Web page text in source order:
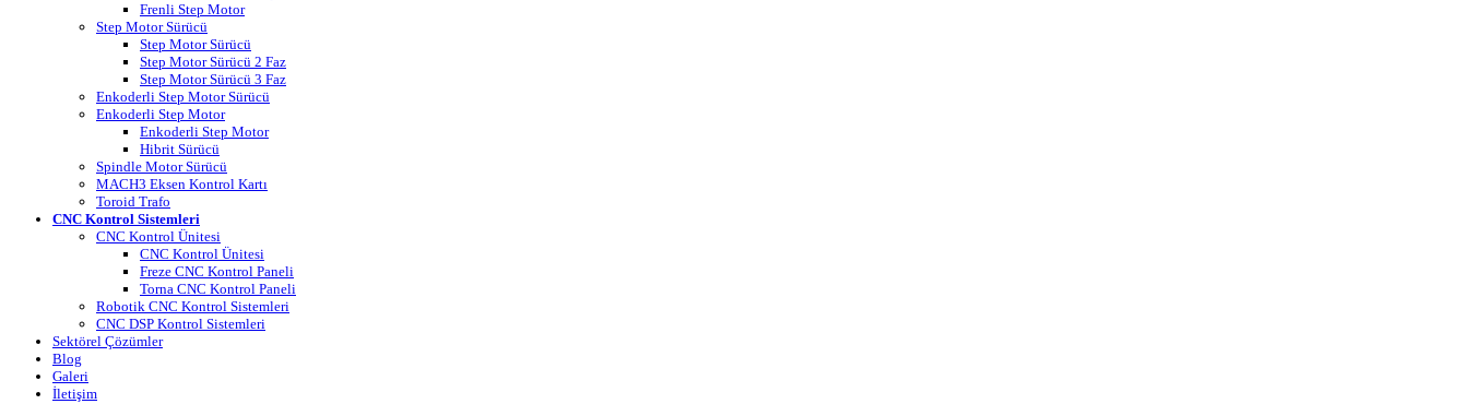
Frenli Step Motor
Step Motor Sürücü
Step Motor Sürücü
Step Motor Sürücü 2 Faz
Step Motor Sürücü 3 Faz
Enkoderli Step Motor Sürücü
Enkoderli Step Motor
Enkoderli Step Motor
Hibrit Sürücü
Spindle Motor Sürücü
MACH3 Eksen Kontrol Kartı
Toroid Trafo
CNC Kontrol Sistemleri
CNC Kontrol Ünitesi
CNC Kontrol Ünitesi
Freze CNC Kontrol Paneli
Torna CNC Kontrol Paneli
Robotik CNC Kontrol Sistemleri
CNC DSP Kontrol Sistemleri
Sektörel Çözümler
Blog
Galeri
İletişim